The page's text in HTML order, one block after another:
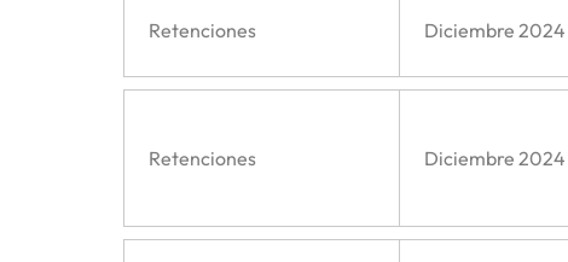
Retenciones Diciembre 2024
Retenciones Diciembre 2024